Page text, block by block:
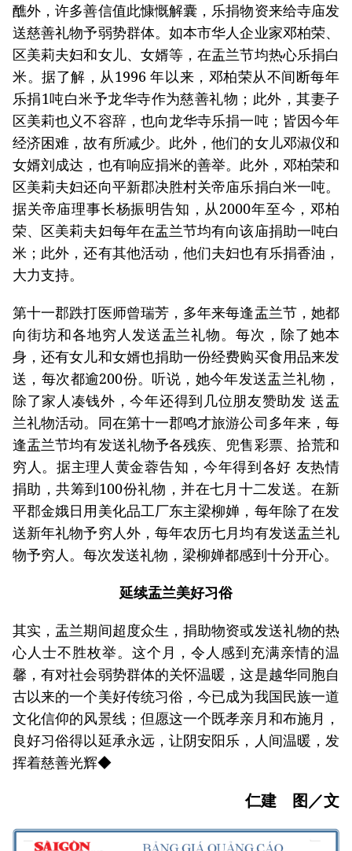
醮外，许多善信值此慷慨解囊，乐捐物资来给寺庙发
送慈善礼物予弱势群体。如本市华人企业家邓柏荣、
区美莉夫妇和女儿、女婿等，在盂兰节均热心乐捐白
米。据了解，从1996 年以来，邓柏荣从不间断每年
乐捐1吨白米予龙华寺作为慈善礼物；此外，其妻子
区美莉也义不容辞，也向龙华寺乐捐一吨；皆因今年
经济困难，故有所减少。此外，他们的女儿邓淑仪和
女婿刘成达，也有响应捐米的善举。此外，邓柏荣和
区美莉夫妇还向平新郡决胜村关帝庙乐捐白米一吨。
据关帝庙理事长杨振明告知，从2000年至今，邓柏
荣、区美莉夫妇每年在盂兰节均有向该庙捐助一吨白
米；此外，还有其他活动，他们夫妇也有乐捐香油，
大力支持。
第十一郡跌打医师曾瑞芳，多年来每逢盂兰节，她都
向街坊和各地穷人发送盂兰礼物。每次，除了她本
身，还有女儿和女婿也捐助一份经费购买食用品来发
送，每次都逾200份。听说，她今年发送盂兰礼物，
除了家人凑钱外，今年还得到几位朋友赞助发 送盂
兰礼物活动。同在第十一郡鸣才旅游公司多年来，每
逢盂兰节均有发送礼物予各残疾、兜售彩票、拾荒和
穷人。据主理人黄金蓉告知，今年得到各好 友热情
捐助，共筹到100份礼物，并在七月十二发送。在新
平郡金娥日用美化品工厂东主梁柳婵，每年除了在发
送新年礼物予穷人外，每年农历七月均有发送盂兰礼
物予穷人。每次发送礼物，梁柳婵都感到十分开心。
延续盂兰美好习俗
其实，盂兰期间超度众生，捐助物资或发送礼物的热
心人士不胜枚举。这个月，令人感到充满亲情的温
馨，有对社会弱势群体的关怀温暖，这是越华同胞自
古以来的一个美好传统习俗，今已成为我国民族一道
文化信仰的风景线；但愿这一个既孝亲月和布施月，
良好习俗得以延承永远，让阴安阳乐，人间温暖，发
挥着慈善光辉◆
仁建 图／文